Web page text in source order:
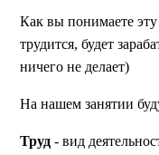
Как вы понимаете
трудится, будет
ничего не делает)
На нашем занятии
Труд - вид